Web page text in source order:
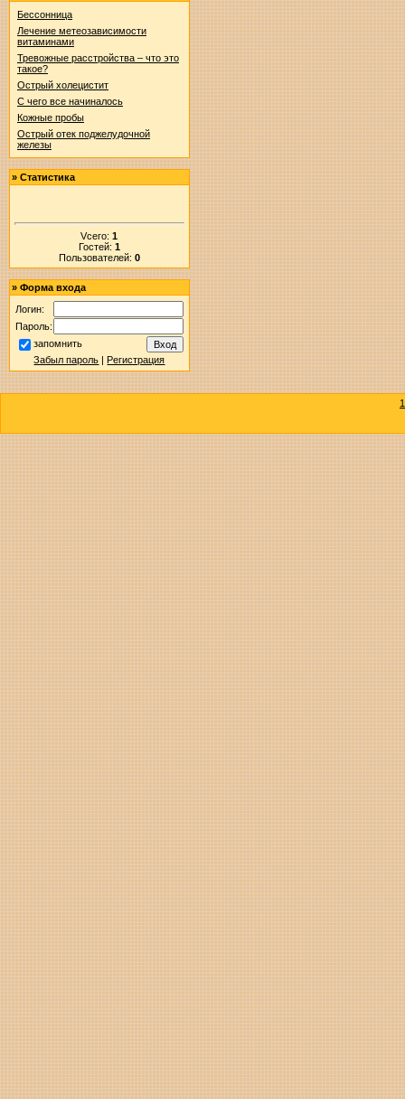
Бессонница
Лечение метеозависимости
витаминами
Тревожные расстройства – что это
такое?
Острый холецистит
С чего все начиналось
Кожные пробы
Острый отек поджелудочной
железы
» Статистика
Vсего:1
Гостей: 1
Пользователей: 0
» Форма входа
Логин:
Пароль:
запомнить
Забыл пароль |Регистрация